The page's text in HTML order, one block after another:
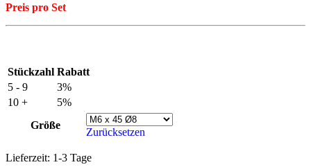
Preis pro Set
Stückzahl Rabatt
5 - 9
3%
10 +
5%
Größe
Zurücksetzen
Lieferzeit: 1-3 Tage